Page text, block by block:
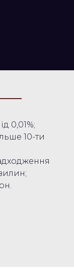
0,01%;
10-ти